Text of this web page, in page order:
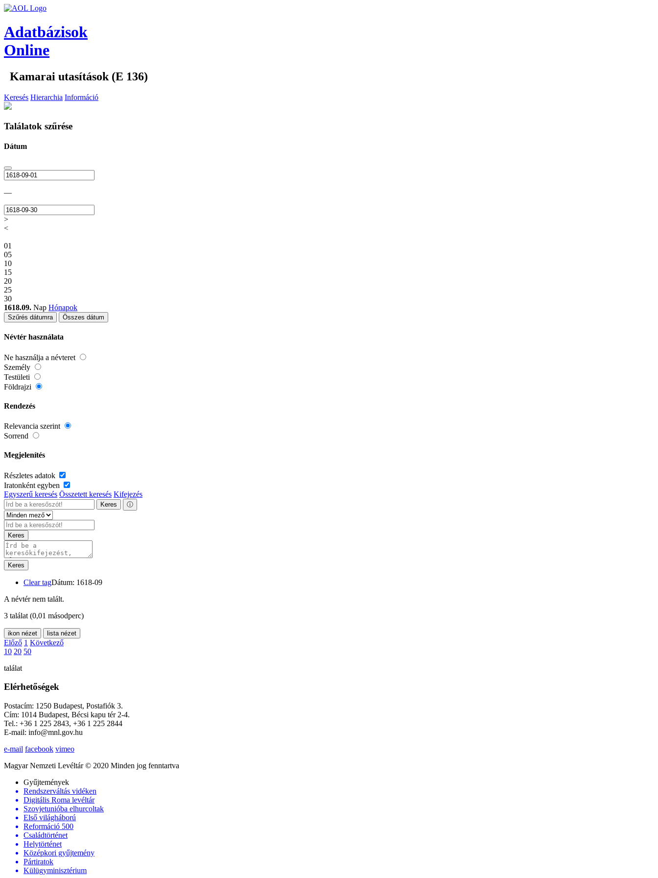
Adatbázisok
Online
Kamarai utasítások (E 136)
Keresés Hierarchia Információ
Találatok szűrése
Dátum
—
>
<
01
05
10
15
20
25
30
1618.09. Nap Hónapok
Szűrés dátumra Összes dátum
Névtér használata
Ne használja a névteret
Személy
Testületi
Földrajzi
Rendezés
Relevancia szerint
Sorrend
Megjelenítés
Részletes adatok
Iratonként egyben
Egyszerű keresés Összetett keresés Kifejezés
Keres ⓘ
Keres
Keres
Clear tagDátum: 1618-09
A névtér nem talált.
3 találat (0,01 másodperc)
ikon nézet lista nézet
Előző 1 Következő
10 20 50
találat
Elérhetőségek
Postacím: 1250 Budapest, Postafiók 3.
Cím: 1014 Budapest, Bécsi kapu tér 2-4.
Tel.: +36 1 225 2843, +36 1 225 2844
E-mail: info@mnl.gov.hu
e-mail facebook vimeo
Magyar Nemzeti Levéltár © 2020 Minden jog fenntartva
Gyűjtemények
Rendszerváltás vidéken
Digitális Roma levéltár
Szovjetunióba elhurcoltak
Első világháború
Reformáció 500
Családtörténet
Helytörténet
Középkori gyűjtemény
Pártiratok
Külügyminisztérium